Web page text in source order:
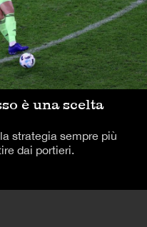
è una scelta
strategia sempre più
dai portieri.